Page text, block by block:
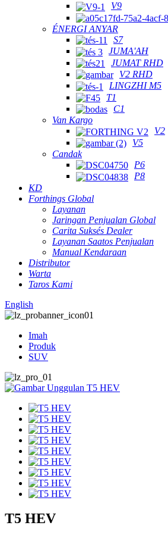
V9
ÉNERGI ANYAR
S7
JUMA'AH
JUMAT RHD
V2 RHD
LINGZHI M5
T1
C1
Van Kargo
V2
V5
Candak
P6
P8
KD
Forthings Global
Layanan
Jaringan Penjualan Global
Carita Suksés Dealer
Layanan Saatos Penjualan
Manual Kendaraan
Distributor
Warta
Taros Kami
English
Imah
Produk
SUV
T5 HEV